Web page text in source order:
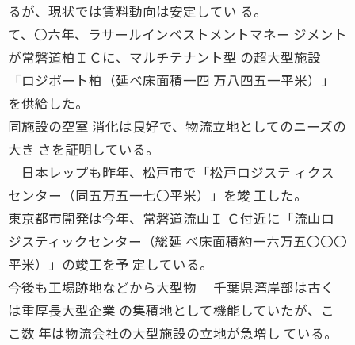
るが、現状では賃料動向は安定してい る。
て、〇六年、ラサールインベストメントマネー ジメント
が常磐道柏ＩＣに、マルチテナント型 の超大型施設
「ロジポート柏（延べ床面積一四 万八四五一平米）」
を供給した。
同施設の空室 消化は良好で、物流立地としてのニーズの
大き さを証明している。
日本レップも昨年、松戸市で「松戸ロジステ ィクス
センター（同五万五一七〇平米）」を竣 工した。
東京都市開発は今年、常磐道流山Ｉ Ｃ付近に「流山ロ
ジスティックセンター（総延 べ床面積約一六万五〇〇〇
平米）」の竣工を予 定している。
今後も工場跡地などから大型物 千葉県湾岸部は古く
は重厚長大型企業 の集積地として機能していたが、こ
こ数 年は物流会社の大型施設の立地が急増し ている。